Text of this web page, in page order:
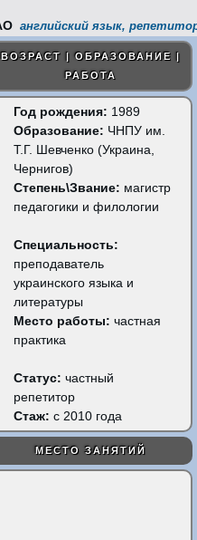
английский язык,
ВОЗРАСТ | ОБРАЗОВАНИЕ |
РАБОТА
Год рождения: 1989
Образование: ЧНПУ им.
Т.Г. Шевченко (Украина,
Чернигов)
Степень\Звание: магистр
педагогики и филологии
Специальность:
преподаватель
украинского языка и
литературы
Место работы: частная
практика
Статус:частный
репетитор
Стаж: с 2010 года
МЕСТО ЗАНЯТИЙ